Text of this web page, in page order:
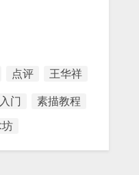
点评 王华祥
门 素描教程
坊